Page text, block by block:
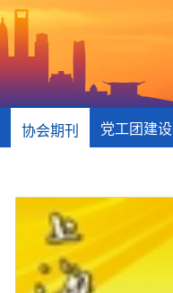
协会期刊 党工团建设